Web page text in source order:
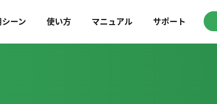
ーン 使い方 マニュアル サポート